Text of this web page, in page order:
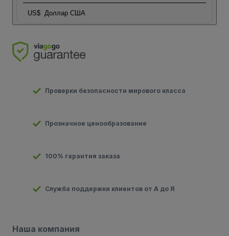
US$ Доллар США
Проверки безопасности мирового класса
Прозначное ценообразование
100% гарантия заказа
Служба поддержки клиентов от А до Я
Наша компания